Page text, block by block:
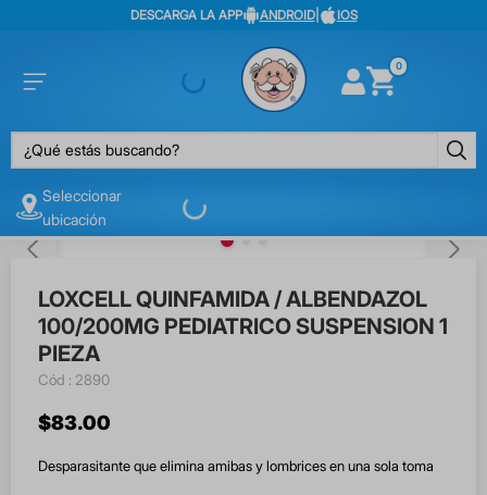
DESCARGA LA APP ANDROID| IOS
0
¿Qué estás buscando?
Seleccionar
ubicación
LOXCELL QUINFAMIDA / ALBENDAZOL
100/200MG PEDIATRICO SUSPENSION 1
PIEZA
: 2890
$83.00
Desparasitante que elimina amibas y lombrices en una sola toma